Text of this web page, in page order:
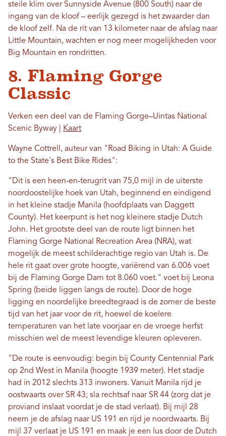
steile klim over Sunnyside Avenue (800 South) naar de
ingang van de kloof – eerlijk gezegd is het zwaarder dan
de kloof zelf. Na de rit van 13 kilometer naar de afslag naar
Little Mountain, wachten er nog meer mogelijkheden voor
Big Mountain en rondritten.
8. Flaming Gorge
Classic
Verken een deel van de Flaming Gorge–Uintas National
Scenic Byway |
Kaart
Wayne Cottrell, auteur van "Road Biking in Utah: A Guide
to the State's Best Bike Rides":
"Dit is een heen-en-terugrit van 75,0 mijl in de uiterste
noordoostelijke hoek van Utah, beginnend en eindigend
in het kleine stadje Manila (hoofdplaats van Daggett
County). Het keerpunt is het nog kleinere stadje Dutch
John. Het grootste deel van de route ligt binnen het
Flaming Gorge National Recreation Area (NRA), wat
mogelijk de meest schilderachtige regio van Utah is. De
hele rit gaat over grote hoogte, variërend van 6.006 voet
bij de Flaming Gorge Dam tot 8.060 voet." voet bij Leona
Spring (beide liggen langs de route). Door de hoge
ligging en noordelijke breedtegraad is de zomer de beste
tijd van het jaar voor de rit, hoewel de koelere
temperaturen van het late voorjaar en de vroege herfst
misschien wel de meest levendige kleuren opleveren.
"De route is eenvoudig: begin bij County Centennial Park
op 2nd West in Manila (hoogte 1939 meter). Het stadje
had in 2012 slechts 313 inwoners. Vanuit Manila rijd je
oostwaarts over SR 43; sla rechtsaf naar SR 44 (zorg dat je
proviand inslaat voordat je de stad verlaat). Bij mijl 28
neem je de afslag naar US 191 en rijd je noordwaarts. Bij
mijl 37 verlaat je US 191 en maak je een lus door de Dutch